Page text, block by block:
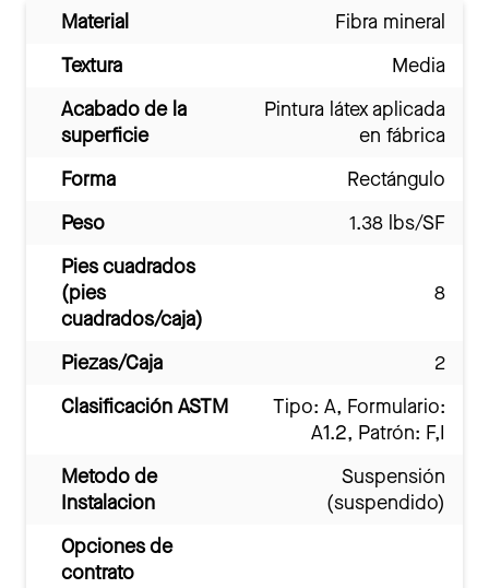
Material
Fibra mineral
Textura
Media
Acabado de la
superficie
Pintura látex aplicada
en fábrica
Forma
Rectángulo
Peso
1.38 lbs/SF
Pies cuadrados
(pies
cuadrados/caja)
8
Piezas/Caja
2
Clasificación ASTM
Tipo: A, Formulario:
A1.2, Patrón: F,I
Metodo de
Instalacion
Suspensión
(suspendido)
Opciones de
contrato